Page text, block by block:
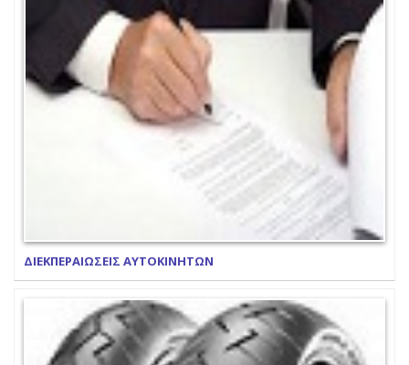
ΔΙΕΚΠΕΡΑΙΩΣΕΙΣ ΑΥΤΟΚΙΝΗΤΩΝ